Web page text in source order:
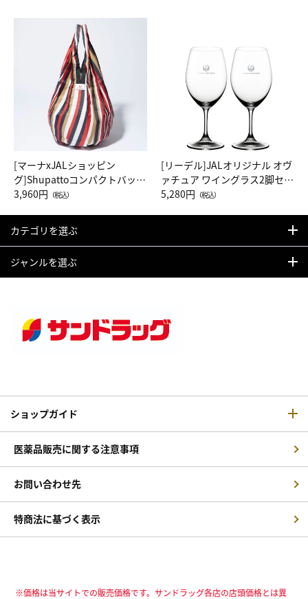
[マーナxJALショッピン
グ]Shupattoコンパクトバッグ
Drop JAL客室乗務員（LC）ス
3,960円 （税込）
[リーデル]JALオリジナル オヴ
ァチュア ワイングラス2脚セッ
ト（レッドワイン）
5,280円 （税込）
カテゴリを選ぶ
ジャンルを選ぶ
ショップガイド
医薬品販売に関する注意事項
お問い合わせ先
特商法に基づく表示
※価格は当サイトでの販売価格です。サンドラッグ各店の店頭価格とは異